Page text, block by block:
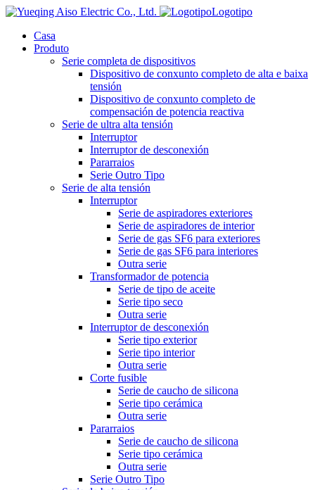
Logotipo
Casa
Produto
Serie completa de dispositivos
Dispositivo de conxunto completo de alta e baixa
tensión
Dispositivo de conxunto completo de
compensación de potencia reactiva
Serie de ultra alta tensión
Interruptor
Interruptor de desconexión
Pararraios
Serie Outro Tipo
Serie de alta tensión
Interruptor
Serie de aspiradores exteriores
Serie de aspiradores de interior
Serie de gas SF6 para exteriores
Serie de gas SF6 para interiores
Outra serie
Transformador de potencia
Serie de tipo de aceite
Serie tipo seco
Outra serie
Interruptor de desconexión
Serie tipo exterior
Serie tipo interior
Outra serie
Corte fusible
Serie de caucho de silicona
Serie tipo cerámica
Outra serie
Pararraios
Serie de caucho de silicona
Serie tipo cerámica
Outra serie
Serie Outro Tipo